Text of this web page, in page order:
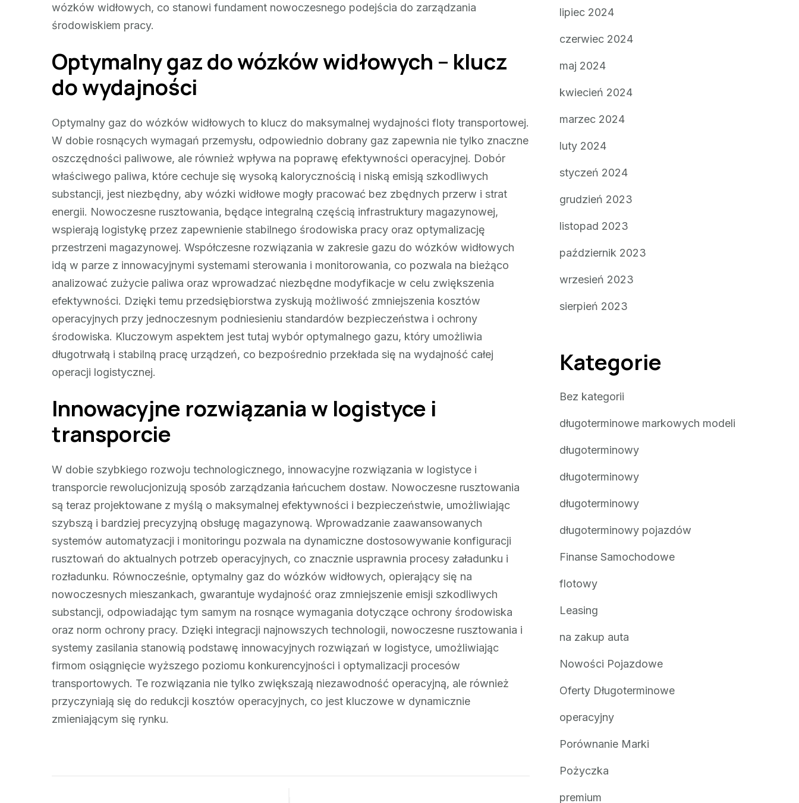
wózków widłowych, co stanowi fundament nowoczesnego podejścia do zarządzania
środowiskiem pracy.
Optymalny gaz do wózków widłowych – klucz
do wydajności
Optymalny gaz do wózków widłowych to klucz do maksymalnej wydajności floty transportowej.
W dobie rosnących wymagań przemysłu, odpowiednio dobrany gaz zapewnia nie tylko znaczne
oszczędności paliwowe, ale również wpływa na poprawę efektywności operacyjnej. Dobór
właściwego paliwa, które cechuje się wysoką kalorycznością i niską emisją szkodliwych
substancji, jest niezbędny, aby wózki widłowe mogły pracować bez zbędnych przerw i strat
energii. Nowoczesne rusztowania, będące integralną częścią infrastruktury magazynowej,
wspierają logistykę przez zapewnienie stabilnego środowiska pracy oraz optymalizację
przestrzeni magazynowej. Współczesne rozwiązania w zakresie gazu do wózków widłowych
idą w parze z innowacyjnymi systemami sterowania i monitorowania, co pozwala na bieżąco
analizować zużycie paliwa oraz wprowadzać niezbędne modyfikacje w celu zwiększenia
efektywności. Dzięki temu przedsiębiorstwa zyskują możliwość zmniejszenia kosztów
operacyjnych przy jednoczesnym podniesieniu standardów bezpieczeństwa i ochrony
środowiska. Kluczowym aspektem jest tutaj wybór optymalnego gazu, który umożliwia
długotrwałą i stabilną pracę urządzeń, co bezpośrednio przekłada się na wydajność całej
operacji logistycznej.
Innowacyjne rozwiązania w logistyce i
transporcie
W dobie szybkiego rozwoju technologicznego, innowacyjne rozwiązania w logistyce i
transporcie rewolucjonizują sposób zarządzania łańcuchem dostaw. Nowoczesne rusztowania
są teraz projektowane z myślą o maksymalnej efektywności i bezpieczeństwie, umożliwiając
szybszą i bardziej precyzyjną obsługę magazynową. Wprowadzanie zaawansowanych
systemów automatyzacji i monitoringu pozwala na dynamiczne dostosowywanie konfiguracji
rusztowań do aktualnych potrzeb operacyjnych, co znacznie usprawnia procesy załadunku i
rozładunku. Równocześnie, optymalny gaz do wózków widłowych, opierający się na
nowoczesnych mieszankach, gwarantuje wydajność oraz zmniejszenie emisji szkodliwych
substancji, odpowiadając tym samym na rosnące wymagania dotyczące ochrony środowiska
oraz norm ochrony pracy. Dzięki integracji najnowszych technologii, nowoczesne rusztowania i
systemy zasilania stanowią podstawę innowacyjnych rozwiązań w logistyce, umożliwiając
firmom osiągnięcie wyższego poziomu konkurencyjności i optymalizacji procesów
transportowych. Te rozwiązania nie tylko zwiększają niezawodność operacyjną, ale również
przyczyniają się do redukcji kosztów operacyjnych, co jest kluczowe w dynamicznie
zmieniającym się rynku.
lipiec 2024
czerwiec 2024
maj 2024
kwiecień 2024
marzec 2024
luty 2024
styczeń 2024
grudzień 2023
listopad 2023
październik 2023
wrzesień 2023
sierpień 2023
Kategorie
Bez kategorii
długoterminowe markowych modeli
długoterminowy
długoterminowy
długoterminowy
długoterminowy pojazdów
Finanse Samochodowe
flotowy
Leasing
na zakup auta
Nowości Pojazdowe
Oferty Długoterminowe
operacyjny
Porównanie Marki
Pożyczka
premium